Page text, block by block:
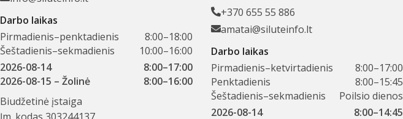
Darbo laikas
Pirmadienis–penktadienis
8:00–18:00
Šeštadienis–sekmadienis
10:00–16:00
2026-08-14
8:00–17:00
2026-08-15 – Žolinė
8:00–16:00
Biudžetinė įstaiga
+370 655 55 886
amatai@siluteinfo.lt
Darbo laikas
Pirmadienis–ketvirtadienis
8:00–17:00
Penktadienis
8:00–15:45
Šeštadienis–sekmadienis
Poilsio dienos
2026-08-14
8:00–14:45